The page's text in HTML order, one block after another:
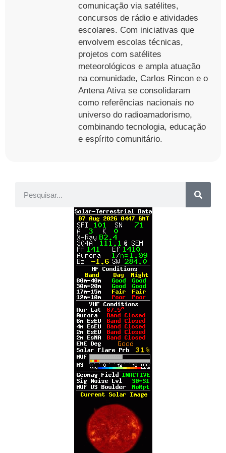
comunicação via satélites,
concursos de rádio e atividades
escolares. Com iniciativas que
envolvem escolas técnicas,
projetos com satélites
meteorológicos e ampla atuação
na comunidade, Carlos Rincon e o
Antena Ativa se consolidaram
como referências nacionais no
universo do radioamadorismo,
combinando tecnologia, educação
e espírito comunitário.